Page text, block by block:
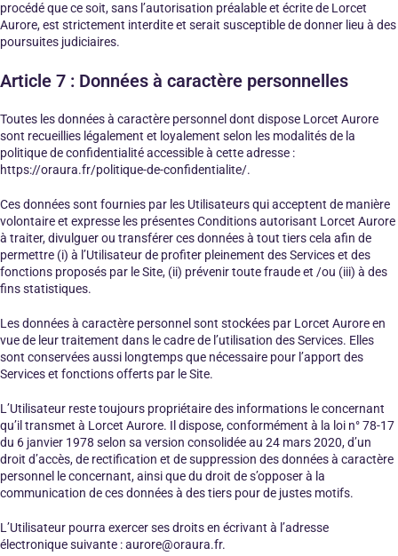
procédé que ce soit, sans l’autorisation préalable et écrite de Lorcet
Aurore, est strictement interdite et serait susceptible de donner lieu à des
poursuites judiciaires.
Article 7 : Données à caractère personnelles
Toutes les données à caractère personnel dont dispose Lorcet Aurore
sont recueillies légalement et loyalement selon les modalités de la
politique de confidentialité accessible à cette adresse :
https://oraura.fr/politique-de-confidentialite/.
Ces données sont fournies par les Utilisateurs qui acceptent de manière
volontaire et expresse les présentes Conditions autorisant Lorcet Aurore
à traiter, divulguer ou transférer ces données à tout tiers cela afin de
permettre (i) à l’Utilisateur de profiter pleinement des Services et des
fonctions proposés par le Site, (ii) prévenir toute fraude et /ou (iii) à des
fins statistiques.
Les données à caractère personnel sont stockées par Lorcet Aurore en
vue de leur traitement dans le cadre de l’utilisation des Services. Elles
sont conservées aussi longtemps que nécessaire pour l’apport des
Services et fonctions offerts par le Site.
L’Utilisateur reste toujours propriétaire des informations le concernant
qu’il transmet à Lorcet Aurore. Il dispose, conformément à la loi n° 78-17
du 6 janvier 1978 selon sa version consolidée au 24 mars 2020, d’un
droit d’accès, de rectification et de suppression des données à caractère
personnel le concernant, ainsi que du droit de s’opposer à la
communication de ces données à des tiers pour de justes motifs.
L’Utilisateur pourra exercer ses droits en écrivant à l’adresse
électronique suivante : aurore@oraura.fr.